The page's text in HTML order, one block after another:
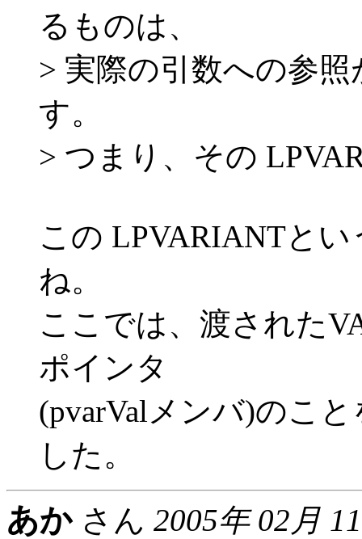
るものは、
> 実際の引数への参
す。
> つまり、その
この LPVARIANTと
ね。
ここでは、渡された
ポインタ
(pvarValメンバ)のこ
した。
あか さん 2005年 02月